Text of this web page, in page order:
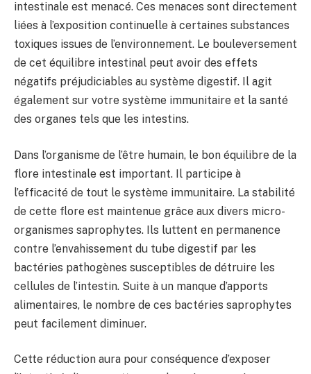
intestinale est menacé. Ces menaces sont directement
liées à l’exposition continuelle à certaines substances
toxiques issues de l’environnement. Le bouleversement
de cet équilibre intestinal peut avoir des effets
négatifs préjudiciables au système digestif. Il agit
également sur votre système immunitaire et la santé
des organes tels que les intestins.
Dans l’organisme de l’être humain, le bon équilibre de la
flore intestinale est important. Il participe à
l’efficacité de tout le système immunitaire. La stabilité
de cette flore est maintenue grâce aux divers micro-
organismes saprophytes. Ils luttent en permanence
contre l’envahissement du tube digestif par les
bactéries pathogènes susceptibles de détruire les
cellules de l’intestin. Suite à un manque d’apports
alimentaires, le nombre de ces bactéries saprophytes
peut facilement diminuer.
Cette réduction aura pour conséquence d’exposer